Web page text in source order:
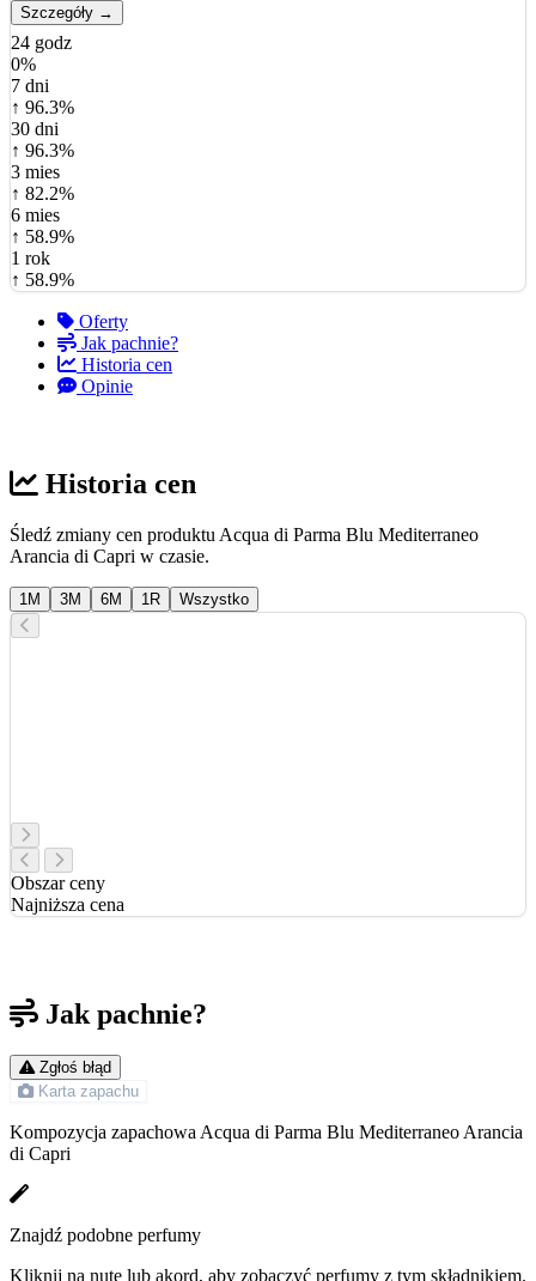
Szczegóły →
24 godz
0%
7 dni
↑ 96.3%
30 dni
↑ 96.3%
3 mies
↑ 82.2%
6 mies
↑ 58.9%
1 rok
↑ 58.9%
Oferty
Jak pachnie?
Historia cen
Opinie
Historia cen
Śledź zmiany cen produktu Acqua di Parma Blu Mediterraneo
Arancia di Capri w czasie.
1M 3M 6M 1R Wszystko
Obszar ceny
Najniższa cena
Jak pachnie?
Zgłoś błąd
Karta zapachu
Kompozycja zapachowa Acqua di Parma Blu Mediterraneo Arancia
di Capri
Znajdź podobne perfumy
Kliknij na nutę lub akord, aby zobaczyć perfumy z tym składnikiem.